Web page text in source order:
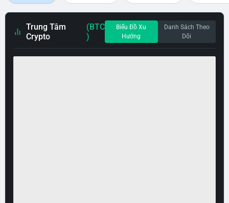
Trung Tâm
Crypto
(BTC
)
Biểu Đồ Xu
Hướng
Danh Sách Theo
Dõi